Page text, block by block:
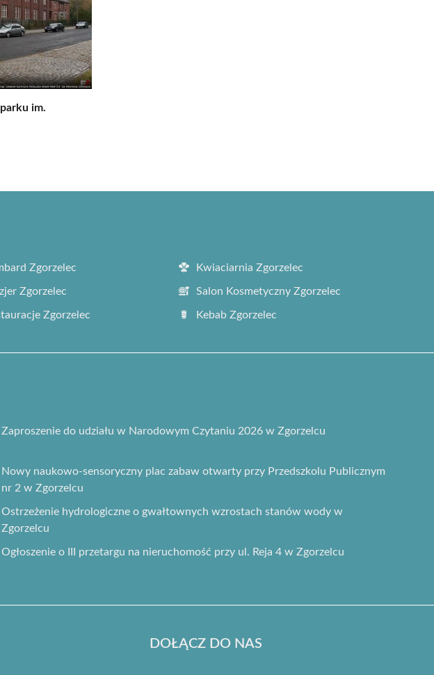
im.
Zgorzelec Kwiaciarnia Zgorzelec
Zgorzelec Salon Kosmetyczny Zgorzelec
Zgorzelec Kebab Zgorzelec
Zaproszenie do udziału w Narodowym Czytaniu 2026 w Zgorzelcu
Nowy naukowo-sensoryczny plac zabaw otwarty przy Przedszkolu Publicznym
nr 2 w Zgorzelcu
Ostrzeżenie hydrologiczne o gwałtownych wzrostach stanów wody w
Zgorzelcu
Ogłoszenie o III przetargu na nieruchomość przy ul. Reja 4 w Zgorzelcu
DOŁĄCZ DO NAS